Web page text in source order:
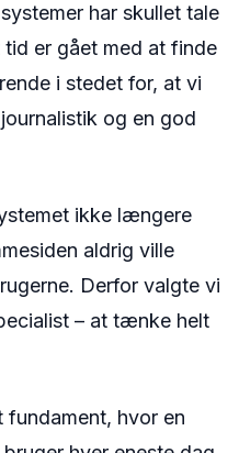
har skullet tale
er gået med at finde
i stedet for, at vi
og en god
ikke længere
aldrig ville
Derfor valgte vi
– at tænke helt
fundament, hvor en